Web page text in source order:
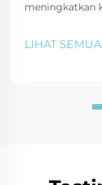
meningkatkan
menenangkan
LIHAT SEMUA